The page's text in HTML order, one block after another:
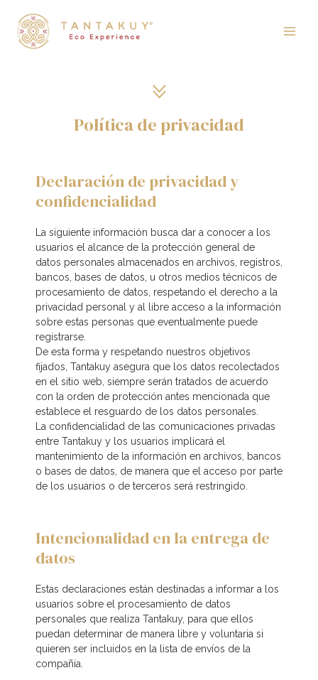
contenido
Política de privacidad
Declaración de privacidad y
confidencialidad
La siguiente información busca dar a conocer a los
usuarios el alcance de la protección general de
datos personales almacenados en archivos, registros,
bancos, bases de datos, u otros medios técnicos de
procesamiento de datos, respetando el derecho a la
privacidad personal y al libre acceso a la información
sobre estas personas que eventualmente puede
registrarse.
De esta forma y respetando nuestros objetivos
fijados, Tantakuy asegura que los datos recolectados
en el sitio web, siempre serán tratados de acuerdo
con la orden de protección antes mencionada que
establece el resguardo de los datos personales.
La confidencialidad de las comunicaciones privadas
entre Tantakuy y los usuarios implicará el
mantenimiento de la información en archivos, bancos
o bases de datos, de manera que el acceso por parte
de los usuarios o de terceros será restringido.
Intencionalidad en la entrega de
datos
Estas declaraciones están destinadas a informar a los
usuarios sobre el procesamiento de datos
personales que realiza Tantakuy, para que ellos
puedan determinar de manera libre y voluntaria si
quieren ser incluidos en la lista de envíos de la
compañía.